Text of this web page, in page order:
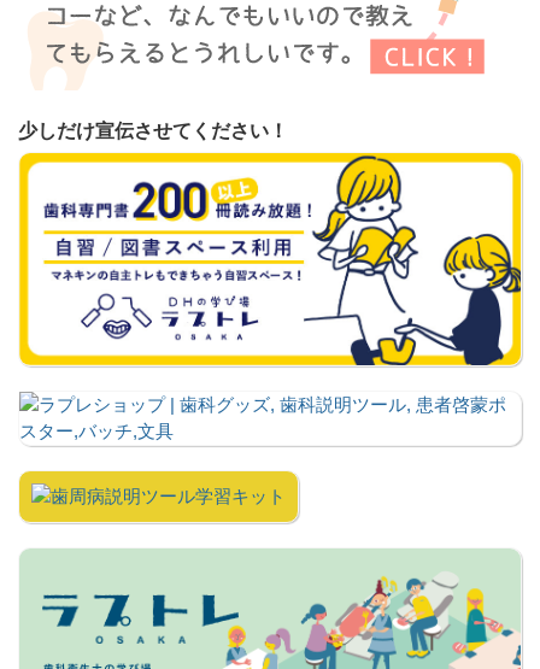
少しだけ宣伝させてください！